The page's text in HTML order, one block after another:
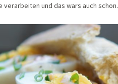
verarbeiten und das wars auch schon.